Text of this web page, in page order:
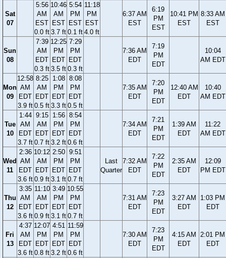
Sat
07
5:56
AM
EST
0.0 ft
10:46
AM
EST
3.7 ft
5:54
PM
EST
0.1 ft
11:18
PM
EST
4.0 ft
6:37 AM
EST
6:19
PM
EST
10:41 PM
EST
8:33 AM
EST
Sun
08
7:39
AM
EDT
0.3 ft
12:25
PM
EDT
3.5 ft
7:29
PM
EDT
0.3 ft
7:36 AM
EDT
7:19
PM
EDT
10:04
AM EDT
Mon
09
12:58
AM
EDT
3.9 ft
8:25
AM
EDT
0.5 ft
1:08
PM
EDT
3.3 ft
8:08
PM
EDT
0.5 ft
7:35 AM
EDT
7:20
PM
EDT
12:40 AM
EDT
10:40
AM EDT
Tue
10
1:44
AM
EDT
3.7 ft
9:15
AM
EDT
0.7 ft
1:56
PM
EDT
3.2 ft
8:54
PM
EDT
0.6 ft
7:34 AM
EDT
7:21
PM
EDT
1:39 AM
EDT
11:22
AM EDT
Wed
11
2:36
AM
EDT
3.6 ft
10:12
AM
EDT
0.9 ft
2:50
PM
EDT
3.1 ft
9:51
PM
EDT
0.7 ft
Last
Quarter
7:32 AM
EDT
7:22
PM
EDT
2:35 AM
EDT
12:09
PM EDT
Thu
12
3:35
AM
EDT
3.6 ft
11:10
AM
EDT
0.9 ft
3:49
PM
EDT
3.1 ft
10:55
PM
EDT
0.7 ft
7:31 AM
EDT
7:23
PM
EDT
3:27 AM
EDT
1:03 PM
EDT
Fri
13
4:37
AM
EDT
3.6 ft
12:07
PM
EDT
0.8 ft
4:51
PM
EDT
3.2 ft
11:59
PM
EDT
0.6 ft
7:30 AM
EDT
7:23
PM
EDT
4:15 AM
EDT
2:01 PM
EDT